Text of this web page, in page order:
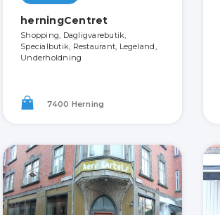
herningCentret
Shopping, Dagligvarebutik,
Specialbutik, Restaurant, Legeland,
Underholdning
7400 Herning